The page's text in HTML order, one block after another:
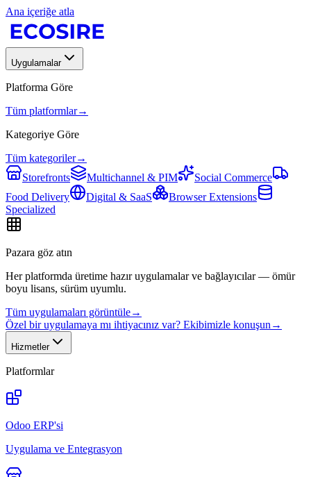
Ana içeriğe atla
Uygulamalar
Platforma Göre
Tüm platformlar→
Kategoriye Göre
Tüm kategoriler→
Storefronts
Multichannel & PIM
Social Commerce
Food Delivery
Digital & SaaS
Browser Extensions
Specialized
Pazara göz atın
Her platformda üretime hazır uygulamalar ve bağlayıcılar — ömür
boyu lisans, sürüm uyumlu.
Tüm uygulamaları görüntüle→
Özel bir uygulamaya mı ihtiyacınız var? Ekibimizle konuşun →
Hizmetler
Platformlar
Odoo ERP'si
Uygulama ve Entegrasyon